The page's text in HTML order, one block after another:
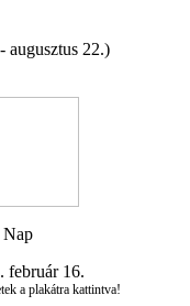
augusztus 22.)
Nap
február 16.
a plakátra kattintva!